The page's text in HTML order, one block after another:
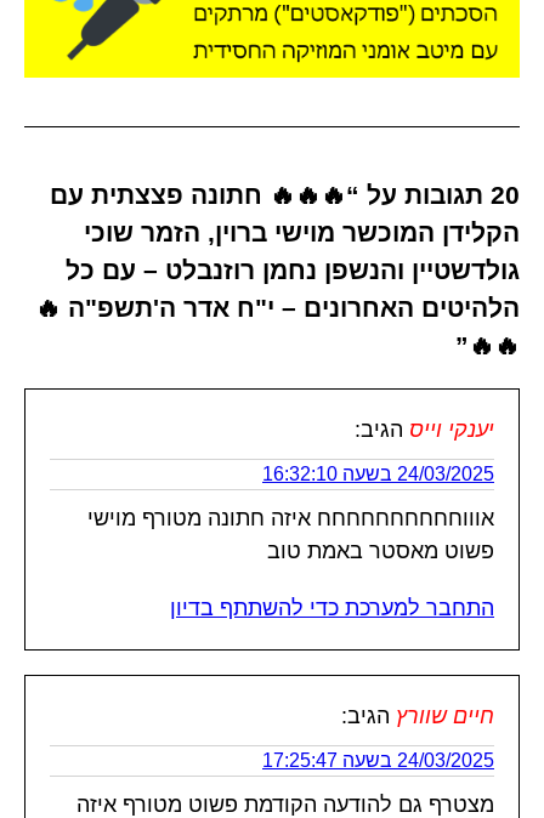
20 תגובות על “🔥🔥🔥 חתונה פצצתית עם
הקלידן המוכשר מוישי ברוין, הזמר שוכי
גולדשטיין והנשפן נחמן רוזנבלט – עם כל
הלהיטים האחרונים – י"ח אדר ה'תשפ"ה 🔥
🔥🔥”
יענקי וייס הגיב:
24/03/2025 בשעה 16:32:10
אוווחחחחחחחחחח איזה חתונה מטורף מוישי
פשוט מאסטר באמת טוב
התחבר למערכת כדי להשתתף בדיון
חיים שוורץ הגיב:
24/03/2025 בשעה 17:25:47
מצטרף גם להודעה הקודמת פשוט מטורף איזה